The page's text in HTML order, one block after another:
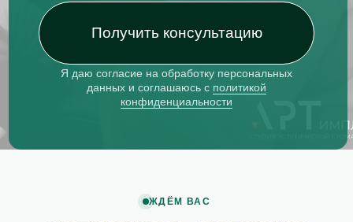
Получить консультацию
Я даю согласие на обработку персональных
данных и соглашаюсь с политикой
конфиденциальности
ЖДЁМ ВАС
Косметическая стоматология
Ортопедическая стоматология
Терапевтическая стоматология
Хирургическая стоматология
ДОПОЛНИТЕЛЬНО